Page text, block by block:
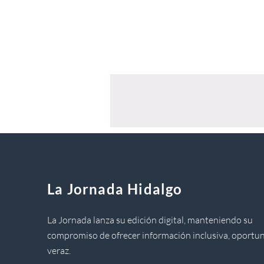
La Jornada Hidalgo
La Jornada lanza su edición digital, manteniendo su
compromiso de ofrecer información inclusiva,
veraz.